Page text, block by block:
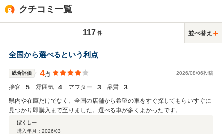
クチコミ一覧
117 件 並べ替え
全国から選べるという利点
総合評価 4点 2026/08/06投稿
接客 : 5 雰囲気 : 4 アフター : 3 品質 : 3
県内や在庫だけでなく、全国の店舗から希望の車をすぐ探してもらいすぐに
見つかり即購入まで至りました。選べる車が多くよかったです。
ぼくしー
購入年月： 2026/03